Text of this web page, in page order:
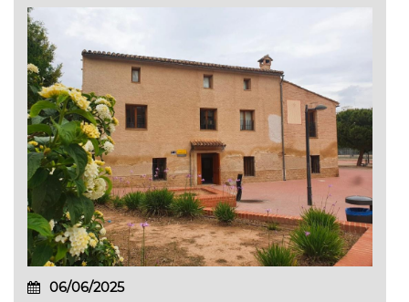
06/06/2025